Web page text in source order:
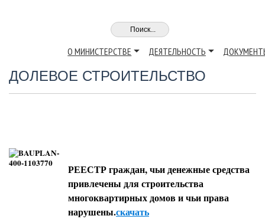
О МИНИСТЕРСТВЕ ДЕЯТЕЛЬНОСТЬ
ДОЛЕВОЕ СТРОИТЕЛЬСТВО
РЕЕСТР граждан, чьи денежные средства
привлечены для строительства
многоквартирных домов и чьи права
нарушены.скачать